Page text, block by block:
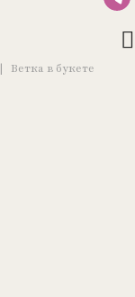
|
Ветка в букете